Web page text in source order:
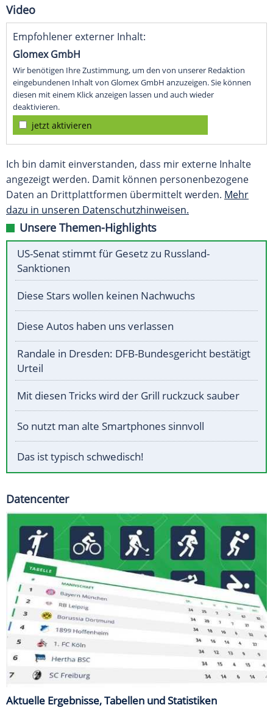
Video
Empfohlener externer Inhalt:
Glomex GmbH
Wir benötigen Ihre Zustimmung, um den von unserer Redaktion
eingebundenen Inhalt von Glomex GmbH anzuzeigen. Sie können
diesen mit einem Klick anzeigen lassen und auch wieder
deaktivieren.
jetzt aktivieren
Ich bin damit einverstanden, dass mir externe Inhalte
angezeigt werden. Damit können personenbezogene
Daten an Drittplattformen übermittelt werden. Mehr
dazu in unseren Datenschutzhinweisen.
Unsere Themen-Highlights
US-Senat stimmt für Gesetz zu Russland-
Sanktionen
Diese Stars wollen keinen Nachwuchs
Diese Autos haben uns verlassen
Randale in Dresden: DFB-Bundesgericht bestätigt
Urteil
Mit diesen Tricks wird der Grill ruckzuck sauber
So nutzt man alte Smartphones sinnvoll
Das ist typisch schwedisch!
Datencenter
Aktuelle Ergebnisse, Tabellen und Statistiken